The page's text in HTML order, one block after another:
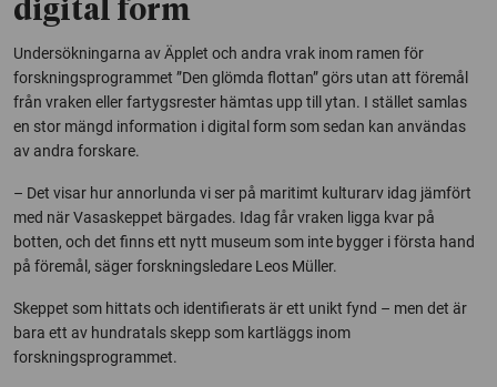
digital form
Undersökningarna av Äpplet och andra vrak inom ramen för
forskningsprogrammet ”Den glömda flottan” görs utan att föremål
från vraken eller fartygsrester hämtas upp till ytan. I stället samlas
en stor mängd information i digital form som sedan kan användas
av andra forskare.
– Det visar hur annorlunda vi ser på maritimt kulturarv idag jämfört
med när Vasaskeppet bärgades. Idag får vraken ligga kvar på
botten, och det finns ett nytt museum som inte bygger i första hand
på föremål, säger forskningsledare Leos Müller.
Skeppet som hittats och identifierats är ett unikt fynd – men det är
bara ett av hundratals skepp som kartläggs inom
forskningsprogrammet.